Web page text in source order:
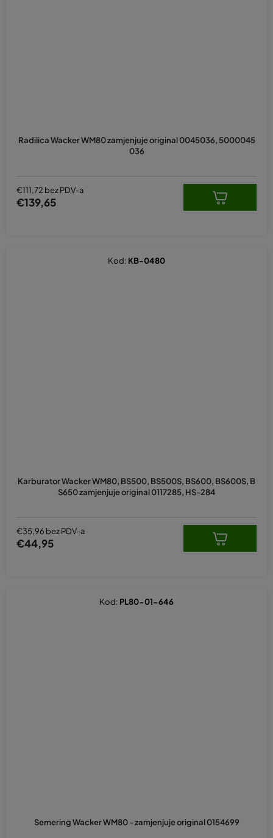
Radilica Wacker WM80 zamjenjuje original 0045036, 5000045
036
€111,72 bez PDV-a
€139,65
Karburator Wacker WM80, BS500, BS500S, BS600, BS600S, B
S650 zamjenjuje original 0117285, HS-284
€35,96 bez PDV-a
€44,95
Kod: KB-0480
Semering Wacker WM80 - zamjenjuje original 0154699
Kod: PL80-01-646